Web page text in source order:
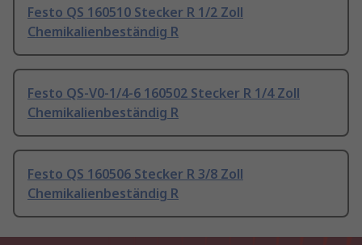
Festo QS 160510 Stecker R 1/2 Zoll
Chemikalienbeständig R
Festo QS-V0-1/4-6 160502 Stecker R 1/4 Zoll
Chemikalienbeständig R
Festo QS 160506 Stecker R 3/8 Zoll
Chemikalienbeständig R